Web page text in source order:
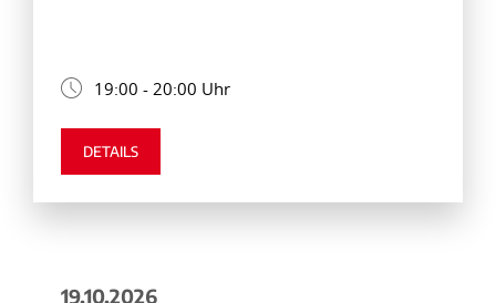
19:00 - 20:00 Uhr
DETAILS
19.10.2026